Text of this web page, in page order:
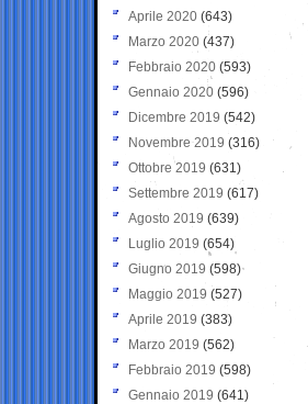
Aprile 2020 (643)
Marzo 2020 (437)
Febbraio 2020 (593)
Gennaio 2020 (596)
Dicembre 2019 (542)
Novembre 2019 (316)
Ottobre 2019 (631)
Settembre 2019 (617)
Agosto 2019 (639)
Luglio 2019 (654)
Giugno 2019 (598)
Maggio 2019 (527)
Aprile 2019 (383)
Marzo 2019 (562)
Febbraio 2019 (598)
Gennaio 2019 (641)